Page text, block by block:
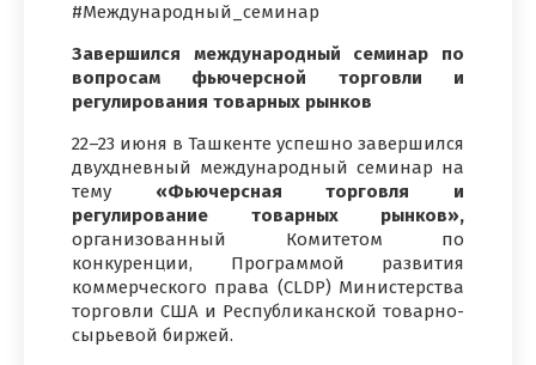
#Международный_семинар
Завершился международный семинар по
вопросам фьючерсной торговли и
регулирования товарных рынков
22–23 июня в Ташкенте успешно завершился
двухдневный международный семинар на
тему «Фьючерсная торговля и
регулирование товарных рынков»,
организованный Комитетом по
конкуренции, Программой развития
коммерческого права (CLDP) Министерства
торговли США и Республиканской товарно-
сырьевой биржей.